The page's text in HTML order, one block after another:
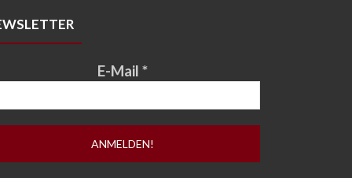
E-Mail *